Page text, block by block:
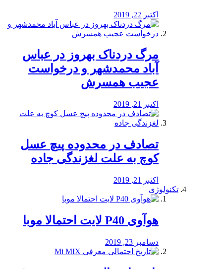
اکتبر 22, 2019
مرگ دردناک بهروز در عباس
آباد محمدشهر و درخواست
عجیب همسرش
اکتبر 21, 2019
تصادف در محدوده پیچ عسل
کوچ به علت لغزندگی جاده
اکتبر 21, 2019
تکنولوژی
هوآوی P40 لایت احتمالا موبا
دسامبر 23, 2019